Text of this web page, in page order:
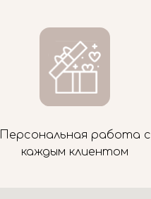
Персональная работа с
каждым клиентом